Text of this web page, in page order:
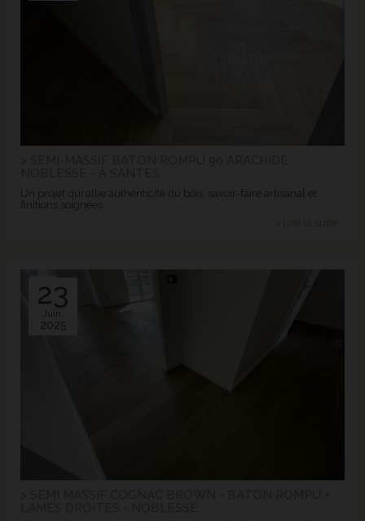
Un projet qui allie authenticité du bois, savoir-faire artisanal et
finitions soignées.
> Lire la suite...
23
Juin.
2025